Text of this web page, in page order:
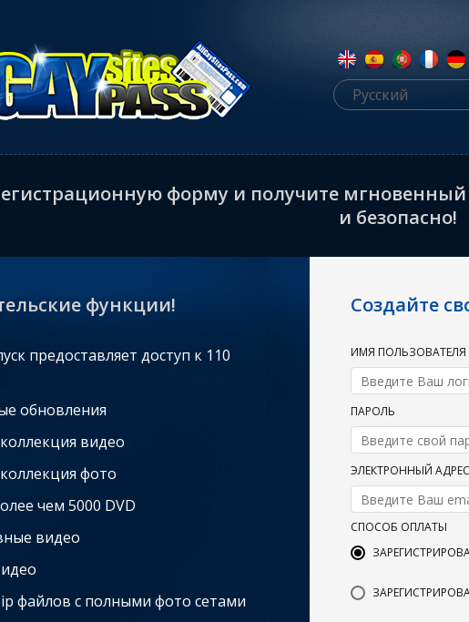
Русский
форму и получите мгновенный
и безопасно!
Создайте
ИМЯ ПОЛЬЗОВАТЕЛЯ
ПАРОЛЬ
ЭЛЕКТРОННЫЙ АДРЕС
СПОСОБ ОПЛАТЫ
функции!
предоставляет доступ к 110
обновления
видео
фото
чем 5000 DVD
видео
файлов с полными фото сетами